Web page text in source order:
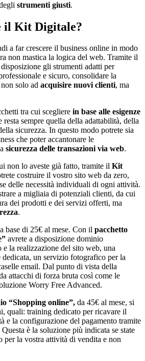
strumenti giusti.
il Kit Digitale?
a far crescere il business online in modo
non mastica la logica del web. Tramite il
gli strumenti adatti per
e sicuro, consolidare la
solo ad acquisire nuovi clienti, ma
tra cui scegliere in base alle esigenze
sempre quella della adattabilità, della
sicurezza. In questo modo potrete sia
che poter accantonare le
sicurezza delle transazioni via web.
non lo aveste già fatto, tramite il Kit
costruire il vostro sito web da zero,
delle necessità individuali di ogni attività.
a migliaia di potenziali clienti, da cui
dei prodotti e dei servizi offerti, ma
.
base di 25€ al mese. Con il pacchetto
avrete a disposizione dominio
e la realizzazione del sito web, una
dedicata, un servizio fotografico per la
email. Dal punto di vista della
attacchi di forza bruta così come le
Worry Free Advanced.
“Shopping online”, da 45€ al mese, si
quali: training dedicato per ricavare il
e la configurazione del pagamento tramite
è la soluzione più indicata se state
per la vostra attività di vendita e non